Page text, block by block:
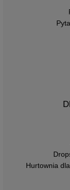
Hurtownia